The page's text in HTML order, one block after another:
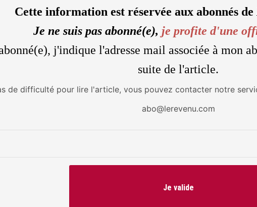
Cette information est réservée aux abonnés de
Je ne suis pas abonné(e), je profite d'une
j'indique l'adresse mail associée à mon
suite de l'article.
de difficulté pour lire l'article, vous pouvez contacter notre
abo@lerevenu.com
Je valide